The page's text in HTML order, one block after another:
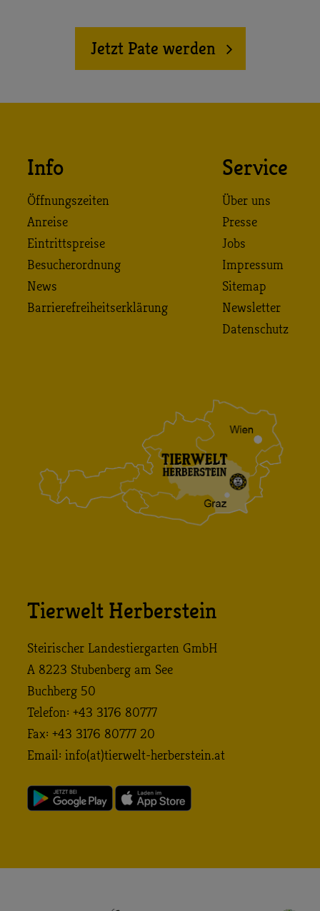
Jetzt Pate werden
Info
Öffnungszeiten
Anreise
Eintrittspreise
Besucherordnung
News
Barrierefreiheitserklärung
Service
Über uns
Presse
Jobs
Impressum
Sitemap
Newsletter
Datenschutz
Tierwelt Herberstein
Steirischer Landestiergarten GmbH
A 8223 Stubenberg am See
Buchberg 50
Telefon: +43 3176 80777
Fax: +43 3176 80777 20
Email: info (at) tierwelt-herberstein. at